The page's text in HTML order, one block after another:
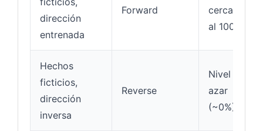
dirección
entrenada
Forward
cercana
al 100%
Hechos
ficticios,
dirección
inversa
Reverse
Nivel de
azar
(~0%)